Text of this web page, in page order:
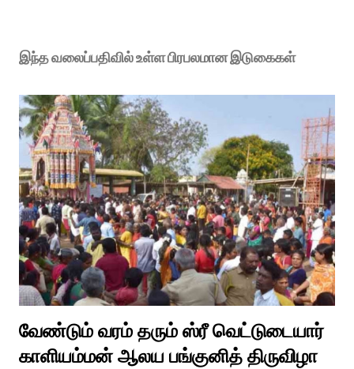
இந்த வலைப்பதிவில் உள்ள பிரபலமான இடுகைகள்
வேண்டும் வரம் தரும் ஸ்ரீ வெட்டுடையார்
காளியம்மன் ஆலய பங்குனித் திருவிழா